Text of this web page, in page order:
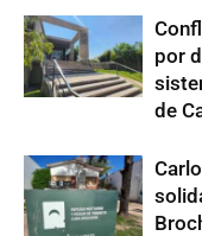
por
de